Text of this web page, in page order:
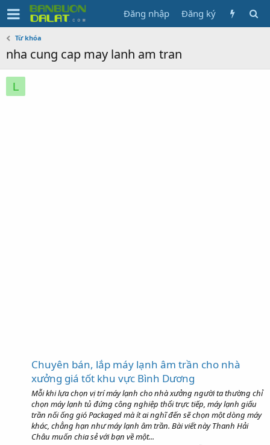
Đăng nhập Đăng ký
Từ khóa
nha cung cap may lanh am tran
L
Chuyên bán, lắp máy lạnh âm trần cho nhà
xưởng giá tốt khu vực Bình Dương
Mỗi khi lựa chọn vị trí máy lạnh cho nhà xưởng người ta thường chỉ
chọn máy lạnh tủ đứng công nghiệp thổi trực tiếp, máy lạnh giấu
trần nối ống gió Packaged mà ít ai nghĩ đến sẽ chọn một dòng máy
khác, chẳng hạn như máy lạnh âm trần. Bài viết này Thanh Hải
Châu muốn chia sẻ với bạn về một...